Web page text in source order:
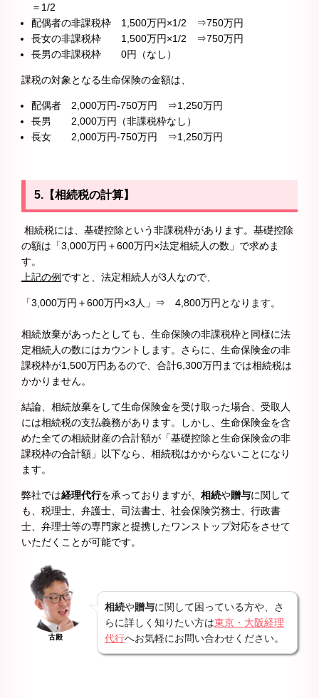
＝1/2
配偶者の非課税枠 1,500万円×1/2 ⇒750万円
長女の非課税枠 1,500万円×1/2 ⇒750万円
長男の非課税枠 0円（なし）
課税の対象となる生命保険の金額は、
配偶者 2,000万円-750万円 ⇒1,250万円
長男 2,000万円（非課税枠なし）
長女 2,000万円-750万円 ⇒1,250万円
5.【相続税の計算】
相続税には、基礎控除という非課税枠があります。基礎控除
の額は「3,000万円＋600万円×法定相続人の数」で求めま
す。
上記の例 ですと、法定相続人が3人なので、
「3,000万円＋600万円×3人」⇒ 4,800万円となります。
相続放棄があったとしても、生命保険の非課税枠と同様に法
定相続人の数にはカウントします。さらに、生命保険金の非
課税枠が1,500万円あるので、合計6,300万円までは相続税は
かかりません。
結論、相続放棄をして生命保険金を受け取った場合、受取人
には相続税の支払義務があります。しかし、生命保険金を含
めた全ての相続財産の合計額が「基礎控除と生命保険金の非
課税枠の合計額」以下なら、相続税はかからないことになり
ます。
弊社では経理代行を承っておりますが、 相続や贈与に関して
も、税理士、弁護士、司法書士、社会保険労務士、行政書
士、弁理士等の専門家と提携したワンストップ対応をさせて
いただくことが可能です。
古殿
相続や贈与に関して困っている方や、さ
らに詳しく知りたい方は東京・大阪経理
代行へお気軽にお問い合わせください。